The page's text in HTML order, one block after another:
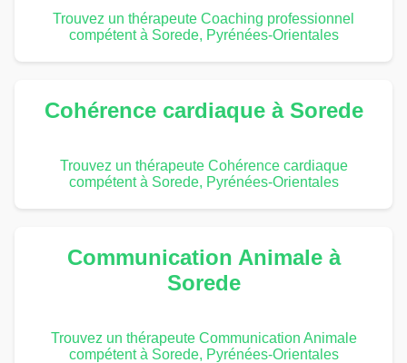
Trouvez un thérapeute Coaching professionnel
compétent à Sorede, Pyrénées-Orientales
Cohérence cardiaque à Sorede
Trouvez un thérapeute Cohérence cardiaque
compétent à Sorede, Pyrénées-Orientales
Communication Animale à
Sorede
Trouvez un thérapeute Communication Animale
compétent à Sorede, Pyrénées-Orientales